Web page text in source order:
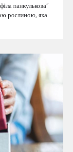
панкулькова”
рослиною, яка